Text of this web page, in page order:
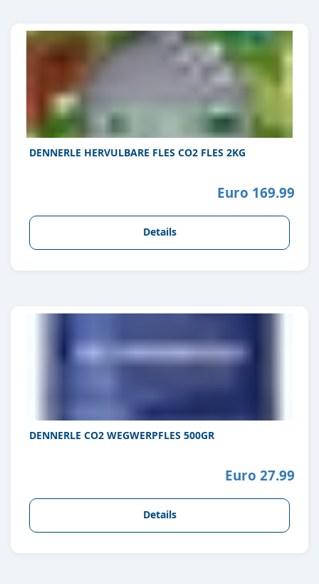
DENNERLE HERVULBARE FLES CO2 FLES 2KG
Euro 169.99
Details
DENNERLE CO2 WEGWERPFLES 500GR
Euro 27.99
Details